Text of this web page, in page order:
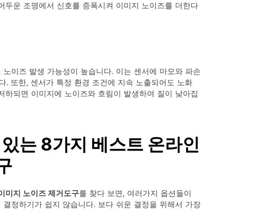
두운 조명에서 신호를 증폭시켜 이미지 노이즈를 더한다
이즈 발생 가능성이 높습니다. 이는 센서에 마모와 파손
. 또한, 센서가 특정 환경 조건에 지속 노출되어도 노화
하되면 이미지에 노이즈와 흐림이 발생하여 질이 낮아집
는 8가지 베스트 온라인
미지 노이즈 제거도구를 찾다 보면, 여러가지 옵션들이
정하기가 쉽지 않습니다. 보다 쉬운 결정을 위해서 가장